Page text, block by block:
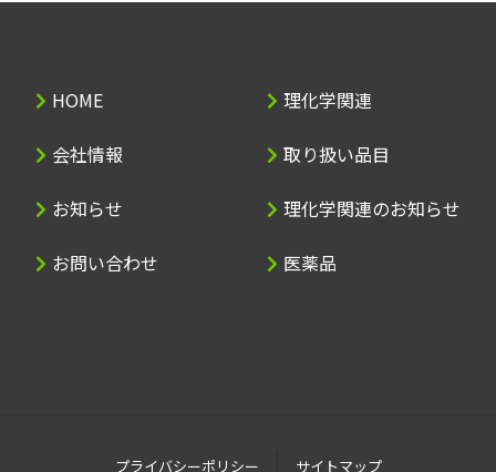
HOME
会社情報
お知らせ
お問い合わせ
理化学関連
取り扱い品目
理化学関連のお知らせ
医薬品
プライバシーポリシー サイトマップ